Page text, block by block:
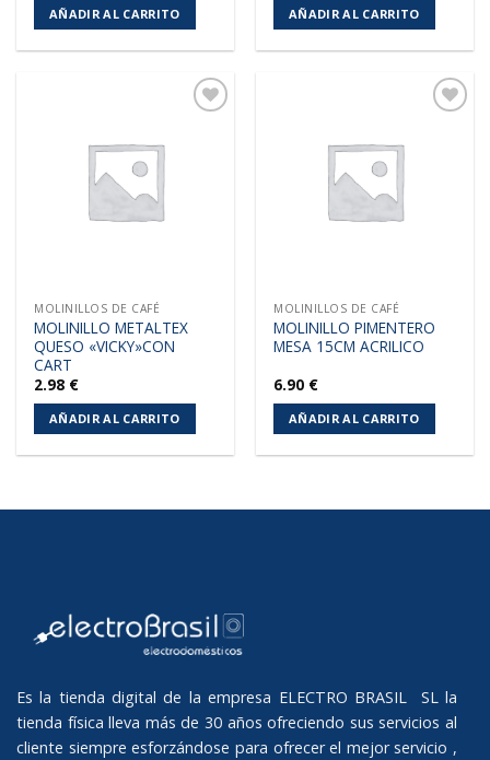
AÑADIR AL CARRITO AÑADIR AL CARRITO
MOLINILLOS DE CAFÉ
MOLINILLO METALTEX
QUESO «VICKY»CON
CART
2.98 €
AÑADIR AL CARRITO
MOLINILLOS DE CAFÉ
MOLINILLO PIMENTERO
MESA 15CM ACRILICO
6.90 €
AÑADIR AL CARRITO
Es la tienda digital de la empresa ELECTRO BRASIL SL la
tienda física lleva más de 30 años ofreciendo sus servicios al
cliente siempre esforzándose para ofrecer el mejor servicio ,